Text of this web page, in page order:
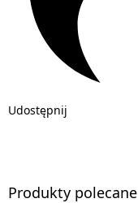
Udostępnij
Produkty polecane